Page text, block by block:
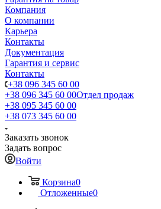
Компания
О компании
Карьера
Контакты
Документация
Гарантия и сервис
Контакты
+38 096 345 60 00
+38 096 345 60 00Отдел продаж
+38 095 345 60 00
+38 073 345 60 00
Заказать звонок
Задать вопрос
Войти
Корзина0
Отложенные0